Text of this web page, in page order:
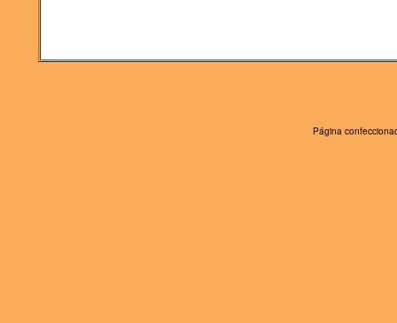
Página